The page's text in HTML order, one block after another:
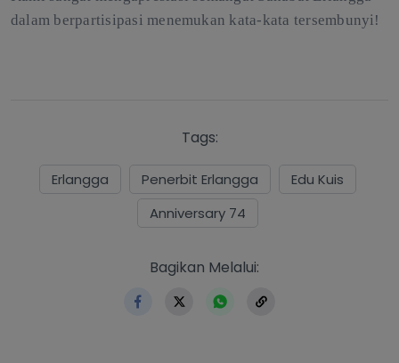
dalam berpartisipasi menemukan kata-kata tersembunyi!
Tags:
Erlangga Penerbit Erlangga
Edu Kuis
Anniversary 74
https://
Bagikan Melalui: